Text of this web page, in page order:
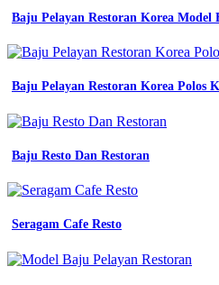
jasa
baju
dinas
medan
Seragam
Murah
gaharu
hsb
yatim
kombinasi
warna
Baju Pelayan Restoran Korea Model
Baju Pelayan Restoran Korea Polos
Baju Resto Dan Restoran
Seragam Cafe Resto